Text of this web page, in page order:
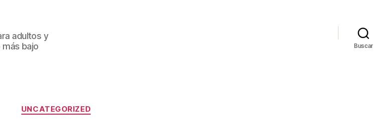
adultos y
bajo Buscar
Categorías
UNCATEGORIZED